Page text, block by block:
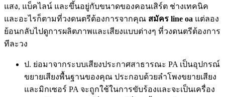
แสง, แบ็คไลน์ และขึ้นอยู่กับขนาดของคอนเสิร์ต ช่างเทคนิค
และอะไรก็ตามที่วงดนตรีต้องการจากคุณ สมัคร line oa แต่ลอง
ย้อนกลับไปดูการผลิตภาพและเสียงแบบต่างๆ ที่วงดนตรีต้องการ
ทีละวง
ป. ย่อมาจากระบบเสียงประกาศสาธารณะ PA เป็นอุปกรณ์
ขยายเสียงพื้นฐานของคุณ ประกอบด้วยลำโพงขยายเสียง
และมิกเซอร์ PA จะถูกใช้ในการขับร้องและจะเป็นเครื่อง